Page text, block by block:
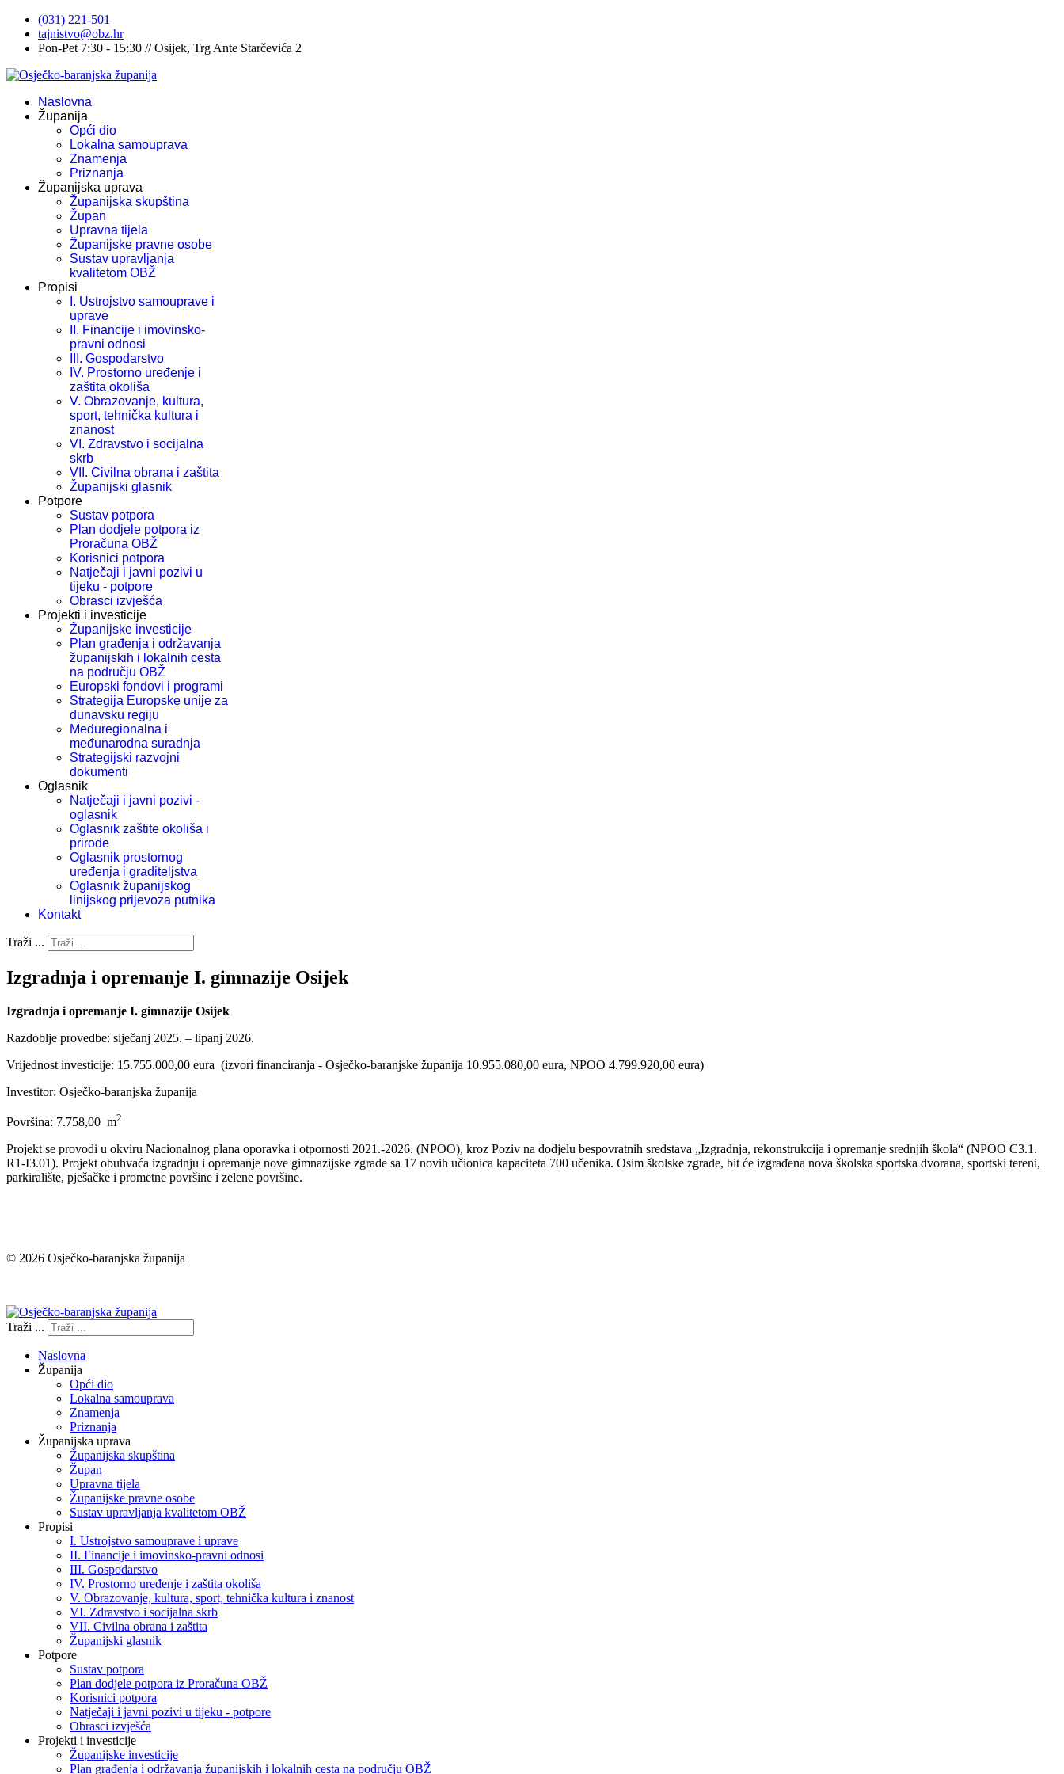
(031) 221-501
tajnistvo@obz.hr
Pon-Pet 7:30 - 15:30 // Osijek, Trg Ante Starčevića 2
Naslovna
Županija
Opći dio
Lokalna samouprava
Znamenja
Priznanja
Županijska uprava
Županijska skupština
Župan
Upravna tijela
Županijske pravne osobe
Sustav upravljanja
kvalitetom OBŽ
Propisi
I. Ustrojstvo samouprave i
uprave
II. Financije i imovinsko-
pravni odnosi
III. Gospodarstvo
IV. Prostorno uređenje i
zaštita okoliša
V. Obrazovanje, kultura,
sport, tehnička kultura i
znanost
VI. Zdravstvo i socijalna
skrb
VII. Civilna obrana i zaštita
Županijski glasnik
Potpore
Sustav potpora
Plan dodjele potpora iz
Proračuna OBŽ
Korisnici potpora
Natječaji i javni pozivi u
tijeku - potpore
Obrasci izvješća
Projekti i investicije
Županijske investicije
Plan građenja i održavanja
županijskih i lokalnih cesta
na području OBŽ
Europski fondovi i programi
Strategija Europske unije za
dunavsku regiju
Međuregionalna i
međunarodna suradnja
Strategijski razvojni
dokumenti
Oglasnik
Natječaji i javni pozivi -
oglasnik
Oglasnik zaštite okoliša i
prirode
Oglasnik prostornog
uređenja i graditeljstva
Oglasnik županijskog
linijskog prijevoza putnika
Kontakt
Traži ...
Izgradnja i opremanje I. gimnazije Osijek
Izgradnja i opremanje I. gimnazije Osijek
Razdoblje provedbe: siječanj 2025. – lipanj 2026.
Vrijednost investicije: 15.755.000,00 eura (izvori financiranja - Osječko-baranjske županija 10.955.080,00 eura, NPOO 4.799.920,00 eura)
Investitor: Osječko-baranjska županija
Površina: 7.758,00 m2
Projekt se provodi u okviru Nacionalnog plana oporavka i otpornosti 2021.-2026. (NPOO), kroz Poziv na dodjelu bespovratnih sredstava „Izgradnja, rekonstrukcija i opremanje srednjih škola“ (NPOO C3.1.
R1-I3.01). Projekt obuhvaća izgradnju i opremanje nove gimnazijske zgrade sa 17 novih učionica kapaciteta 700 učenika. Osim školske zgrade, bit će izgrađena nova školska sportska dvorana, sportski tereni,
parkiralište, pješačke i prometne površine i zelene površine.
© 2026 Osječko-baranjska županija
Traži ...
Naslovna
Županija
Opći dio
Lokalna samouprava
Znamenja
Priznanja
Županijska uprava
Županijska skupština
Župan
Upravna tijela
Županijske pravne osobe
Sustav upravljanja kvalitetom OBŽ
Propisi
I. Ustrojstvo samouprave i uprave
II. Financije i imovinsko-pravni odnosi
III. Gospodarstvo
IV. Prostorno uređenje i zaštita okoliša
V. Obrazovanje, kultura, sport, tehnička kultura i znanost
VI. Zdravstvo i socijalna skrb
VII. Civilna obrana i zaštita
Županijski glasnik
Potpore
Sustav potpora
Plan dodjele potpora iz Proračuna OBŽ
Korisnici potpora
Natječaji i javni pozivi u tijeku - potpore
Obrasci izvješća
Projekti i investicije
Županijske investicije
Plan građenja i održavanja županijskih i lokalnih cesta na području OBŽ